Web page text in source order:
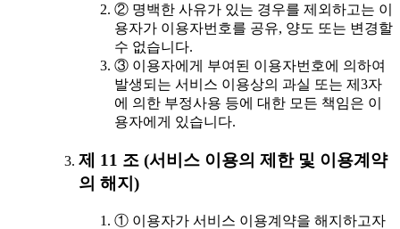
② 명백한 사유가 있는 경우를 제외하고는 이
용자가 이용자번호를 공유, 양도 또는 변경할
수 없습니다.
③ 이용자에게 부여된 이용자번호에 의하여
발생되는 서비스 이용상의 과실 또는 제3자
에 의한 부정사용 등에 대한 모든 책임은 이
용자에게 있습니다.
제 11 조 (서비스 이용의 제한 및 이용계약
의 해지)
① 이용자가 서비스 이용계약을 해지하고자